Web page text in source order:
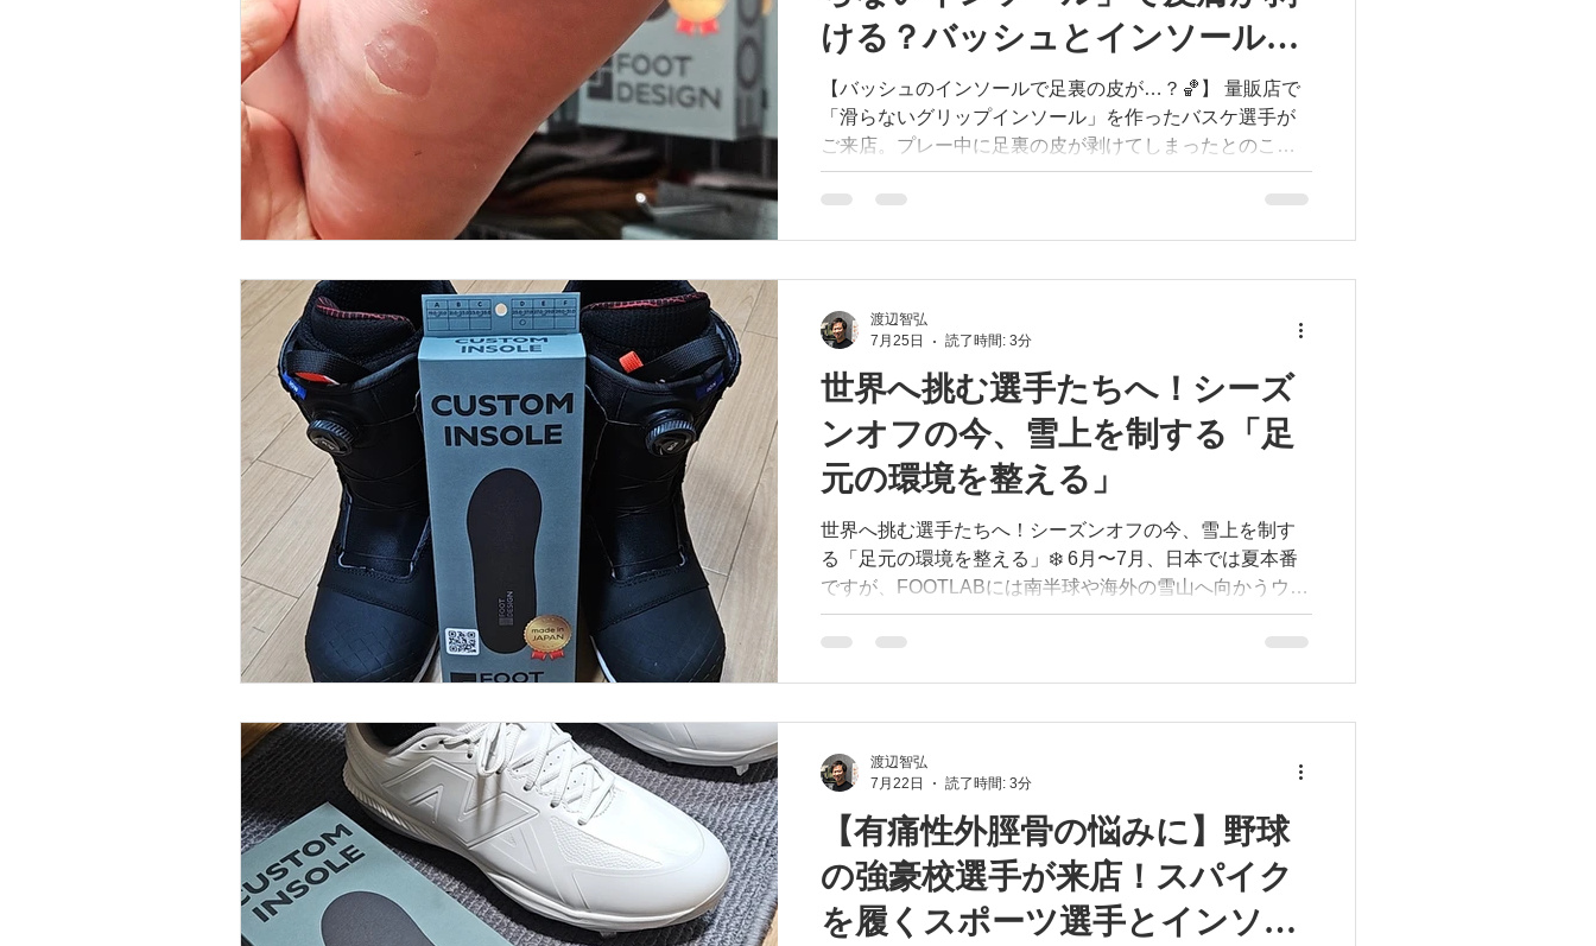
ら全力で後押ししていきます！頑張れ、糸川選手！応援
よろしくお願いいたします！ #FOOTLAB
整骨院 #カスタムインソール #支えないインソール #動け
る足 #足元の環境を整える
ける？バッシュとインソールの
正しい関係
【バッシュのインソールで足裏の皮が…？🏀】 量販店で
「滑らないグリップインソール」を作ったバスケ選手が
ご来店。プレー中に足裏の皮が剥けてしまったとのこと
😢 実は、グリップを効かせるのは「バッシュの底（ソー
ル）」の役割。激しい切り返しのたびにインソール表面
• 下から支えず、足本来の可動性を活かす • 激しい切り返
しのグラつきを物理的にサポート • 踏み込みをスムーズに
バッシュへ伝達 強引に止めず、バッシュの中で足が正し
く動ける環境を整えます！ 「プレー後に足裏トラブルが
出やすい…」とお悩みのプレイヤーは、ぜひ普段お使い
のバッシュを持ってFOOTLABへご相談ください！
#FOOTLAB #フットラボ #FOOTDESIGN #フットデザイ
ン #バスケットボール #バッシュ #カスタムインソール #
支えないインソール #動ける足 #足元の環境を整える
世界へ挑む選手たちへ！シーズ
ンオフの今、雪上を制する「足
元の環境を整える」
世界へ挑む選手たちへ！シーズンオフの今、雪上を制す
る「足元の環境を整える」❄️ 6月〜7月、日本では夏本番
ですが、FOOTLABには南半球や海外の雪山へ向かうウィ
ンタースポーツ（スノーボード・スキー）のアスリート
が続々とご来店中！ 年間何足ものブーツを履きこなすア
【FOOTDESIGN】は、土踏まずを下から「支える」ので
はなく、 • 下から無理に支えず、足本来の可動性を活かす
• 激しい動作中の過度なグラつきを物理的にサポート • 足
（身体）のパワーをスムーズにブーツや板へ伝達 「支え
る」のではなく「雪上でのリアルな動作」に向き合う設
計で、選手本来のポテンシャルを存分に引き出します。
海外遠征を控える選手はもちろん、来期へ向けて準備中
の皆様も、ぜひ普段お使いのブーツを持ってFOOTLABへ
渡辺智弘
7月25日
読了時間: 3分
【有痛性外脛骨の悩みに】野球
の強豪校選手が来店！スパイク
を履くスポーツ選手とインソー
渡辺智弘
7月22日
読了時間: 3分